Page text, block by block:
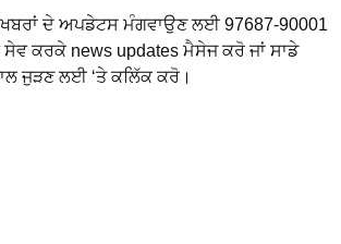
ਦੇ ਅਪਡੇਟਸ ਮੰਗਵਾਉਣ ਲਈ 97687-90001
ਕਰਕੇ news updates ਮੈਸੇਜ ਕਰੋ ਜਾਂ ਸਾਡੇ
ਜੁੜਣ ਲਈ ‘ਤੇ ਕਲਿੱਕ ਕਰੋ।